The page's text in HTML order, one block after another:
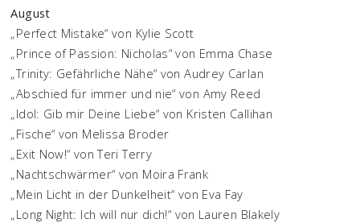
August
„Perfect Mistake“ von Kylie Scott
„Prince of Passion: Nicholas“ von Emma Chase
„Trinity: Gefährliche Nähe“ von Audrey Carlan
„Abschied für immer und nie“ von Amy Reed
„Idol: Gib mir Deine Liebe“ von Kristen Callihan
„Fische“ von Melissa Broder
„Exit Now!“ von Teri Terry
„Nachtschwärmer“ von Moira Frank
„Mein Licht in der Dunkelheit“ von Eva Fay
„Long Night: Ich will nur dich!“ von Lauren Blakely